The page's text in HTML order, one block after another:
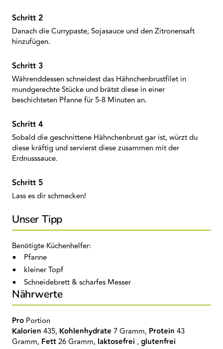
Danach die Currypaste, Sojasauce und den Zitronensaft
hinzufügen.
Währenddessen schneidest das Hähnchenbrustfilet in
mundgerechte Stücke und brätst diese in einer
beschichteten Pfanne für 5-8 Minuten an.
Sobald die geschnittene Hähnchenbrust gar ist, würzt du
diese kräftig und servierst diese zusammen mit der
Erdnusssauce.
Lass es dir schmecken!
Unser Tipp
Benötigte Küchenhelfer:
Pfanne
kleiner Topf
Schneidebrett & scharfes Messer
Nährwerte
Pro Portion
Kalorien 435, Kohlenhydrate 7 Gramm, Protein 43
Gramm, Fett26 Gramm, laktosefrei , glutenfrei